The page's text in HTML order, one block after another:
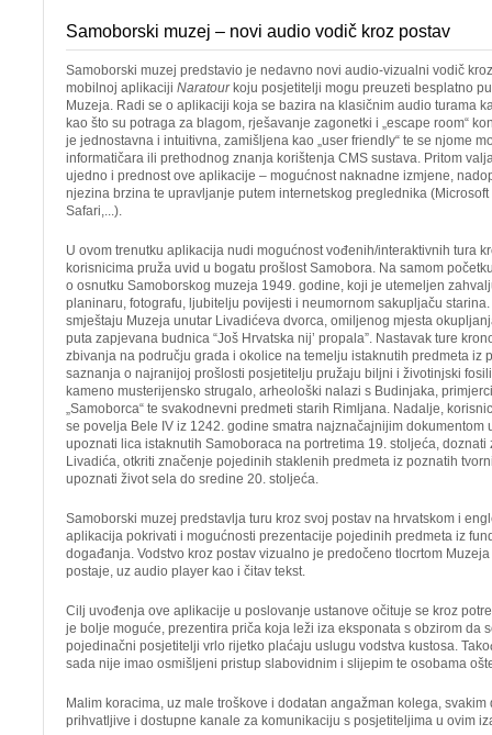
Samoborski muzej – novi audio vodič kroz postav
Samoborski muzej predstavio je nedavno novi audio-vizualni vodič
mobilnoj aplikaciji Naratourkoju posjetitelji mogu preuzeti besplatno
Muzeja. Radi se o aplikaciji koja se bazira na klasičnim audio turama
kao što su potraga za blagom, rješavanje zagonetki i „escape room“
je jednostavna i intuitivna, zamišljena kao „user friendly“ te se njome
informatičara ili prethodnog znanja korištenja CMS sustava. Pritom
ujedno i prednost ove aplikacije – mogućnost naknadne izmjene,
njezina brzina te upravljanje putem internetskog preglednika
Safari,...).
U ovom trenutku aplikacija nudi mogućnost vođenih/interaktivnih tura
korisnicima pruža uvid u bogatu prošlost Samobora. Na samom
o osnutku Samoborskog muzeja 1949. godine, koji je utemeljen
planinaru, fotografu, ljubitelju povijesti i neumornom sakupljaču
smještaju Muzeja unutar Livadićeva dvorca, omiljenog mjesta
puta zapjevana budnica “Još Hrvatska nij’ propala”. Nastavak ture
zbivanja na području grada i okolice na temelju istaknutih predmeta iz
saznanja o najranijoj prošlosti posjetitelju pružaju biljni i životinjski
kameno musterijensko strugalo, arheološki nalazi s Budinjaka,
„Samoborca“ te svakodnevni predmeti starih Rimljana. Nadalje,
se povelja Bele IV iz 1242. godine smatra najznačajnijim dokumentom
upoznati lica istaknutih Samoboraca na portretima 19. stoljeća,
Livadića, otkriti značenje pojedinih staklenih predmeta iz poznatih
upoznati život sela do sredine 20. stoljeća.
Samoborski muzej predstavlja turu kroz svoj postav na hrvatskom i
aplikacija pokrivati i mogućnosti prezentacije pojedinih predmeta iz
događanja. Vodstvo kroz postav vizualno je predočeno tlocrtom
postaje, uz audio player kao i čitav tekst.
Cilj uvođenja ove aplikacije u poslovanje ustanove očituje se kroz
je bolje moguće, prezentira priča koja leži iza eksponata s obzirom da
pojedinačni posjetitelji vrlo rijetko plaćaju uslugu vodstva kustosa.
sada nije imao osmišljeni pristup slabovidnim i slijepim te osobama
Malim koracima, uz male troškove i dodatan angažman kolega,
prihvatljive i dostupne kanale za komunikaciju s posjetiteljima u ovim